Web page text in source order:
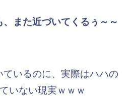
また近づいてくるぅ～～
いるのに、実際はハハの
いない現実ｗｗｗ